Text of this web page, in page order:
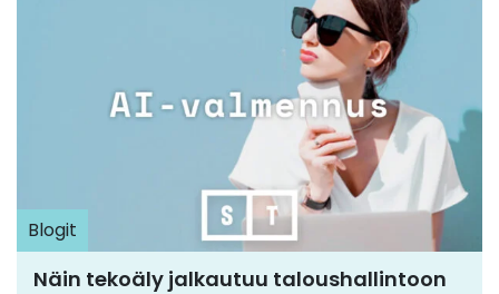
Blogit
Näin tekoäly jalkautuu taloushallintoon